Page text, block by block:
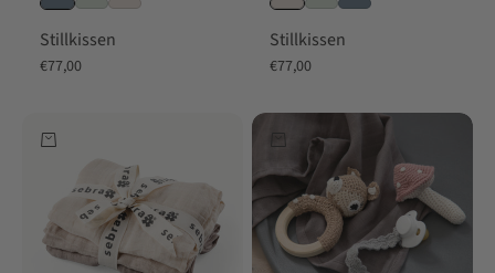
Stillkissen
Angebot
€77,00
Stillkissen
Angebot
€77,00
In den Warenkorb In den Warenkorb